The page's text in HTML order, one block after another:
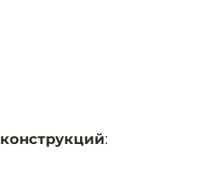
конструкций: